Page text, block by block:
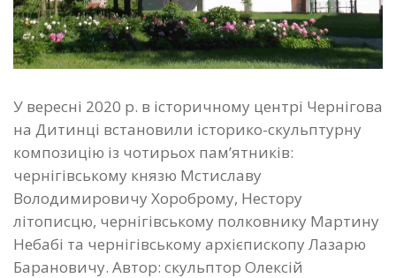
У вересні 2020 р. в історичному центрі Чернігова
на Дитинці встановили історико-скульптурну
композицію із чотирьох пам’ятників:
чернігівському князю Мстиславу
Володимировичу Хороброму, Нестору
літописцю, чернігівському полковнику Мартину
Небабі та чернігівському архієпископу Лазарю
Барановичу. Автор: скульптор Олексій